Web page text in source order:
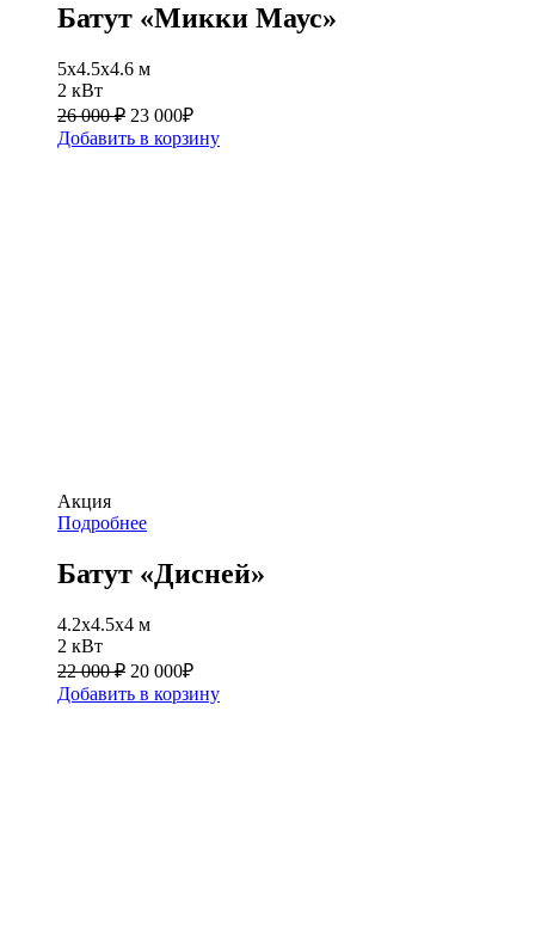
Батут «Микки Маус»
5x4.5x4.6 м
2 кВт
26 000 ₽ 23 000₽
Добавить в корзину
Акция
Подробнее
Батут «Дисней»
4.2х4.5х4 м
2 кВт
22 000 ₽ 20 000₽
Добавить в корзину